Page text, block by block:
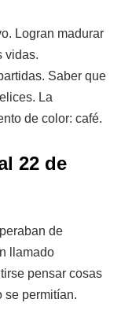
Logran madurar
vidas.
Saber que
La
de color: café.
22 de
de
llamado
pensar cosas
se permitían.